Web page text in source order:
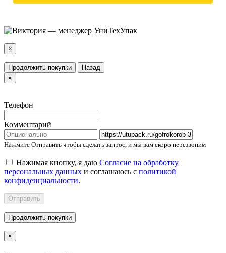
×
Продолжить покупки
Назад
×
Телефон
Комментарий
Нажмите Отправить чтобы сделать запрос, и мы вам скоро перезвоним
Нажимая кнопку, я даю Согласие на обработку
персональных данных и соглашаюсь с политикой
конфиденциальности.
Отправить
Продолжить покупки
×